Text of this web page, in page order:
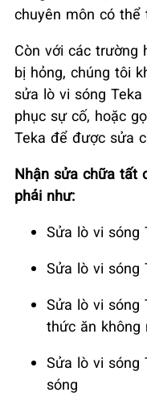
chuyên môn có thể
Còn với các trường
bị hỏng, chúng tôi
sửa lò vi sóng
phục sự cố, hoặc
Teka để được sửa
Nhận sửa chữa tất
phải như:
Sửa lò vi sóng
Sửa lò vi sóng
Sửa lò vi sóng
thức ăn không
Sửa lò vi sóng
sóng